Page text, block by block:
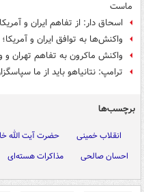
ماست
اسحاق دار: از تفاهم ایران و
واکنش‌ها به توافق ایران و
واکنش ماکرون به تفاهم تهران و
ترامپ: نتانیاهو باید از ما
برچسب‌ها
انقلاب خمینی حضرت آیت الله
احسان صالحی
مذاکرات هسته‌ای